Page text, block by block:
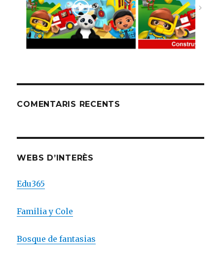
FRUTAS Y VERDURAS
MATEMATICAS PARA NIÑOS
COMENTARIS RECENTS
WEBS D’INTERÈS
Edu365
Familia y Cole
Bosque de fantasias